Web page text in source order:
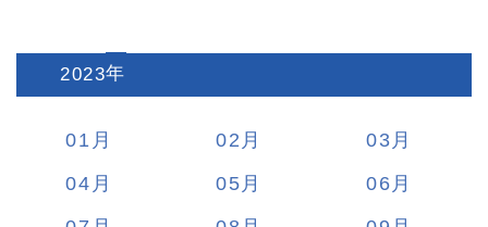
2023:
01 02
03
04
05
06